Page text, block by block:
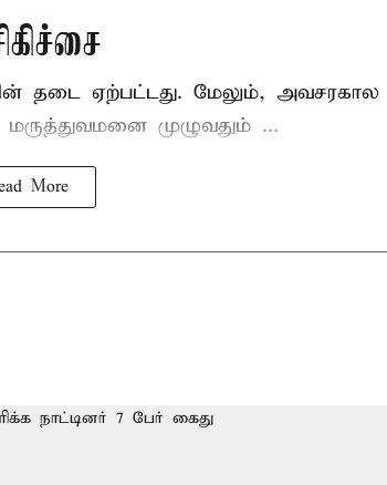
தடை ஏற்பட்டது. மேலும், அவசரகால
முழுவதும் ...
More